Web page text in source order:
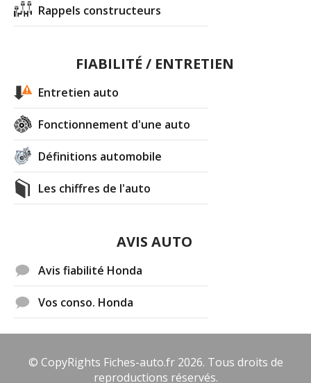
Rappels constructeurs
FIABILITÉ / ENTRETIEN
Entretien auto
Fonctionnement d'une auto
Définitions automobile
Les chiffres de l'auto
AVIS AUTO
Avis fiabilité Honda
Vos conso. Honda
© CopyRights Fiches-auto.fr 2026. Tous droits de
reproductions réservés.